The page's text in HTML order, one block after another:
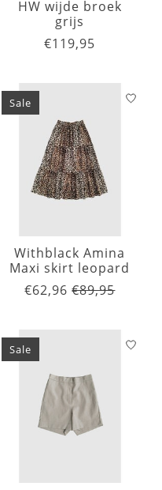
HW wijde broek
grijs
€119,95
Sale
Withblack Amina
Maxi skirt leopard
€62,96 €89,95
Sale